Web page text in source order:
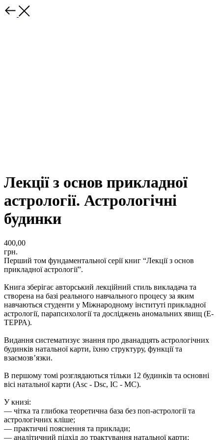
Лекції з основ прикладної
астрології. Астрологічні
будинки
400,00
грн.
Перший том фундаментальної серії книг “Лекції з основ
прикладної астрології”.
Книга зберігає авторський лекційний стиль викладача та
створена на базі реального навчального процесу за яким
навчаються студенти у Міжнародному інституті прикладної
астрології, парапсихології та досліджень аномальних явищ (Е-
ТЕРРА).
Видання систематизує знання про дванадцять астрологічних
будинків натальної карти, їхню структуру, функції та
взаємозв’язки.
В першому томі розглядаються тільки 12 будинків та основні
вісі натальної карти (Asc - Dsc, IC - MC).
У книзі:
— чітка та глибока теоретична база без поп-астрології та
астрологічних кліше;
— практичні пояснення та приклади;
— аналітичний підхід до трактування натальної карти;